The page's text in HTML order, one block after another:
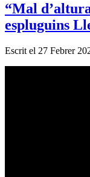
“Mal
espluguins
Escrit el 27 Febrer